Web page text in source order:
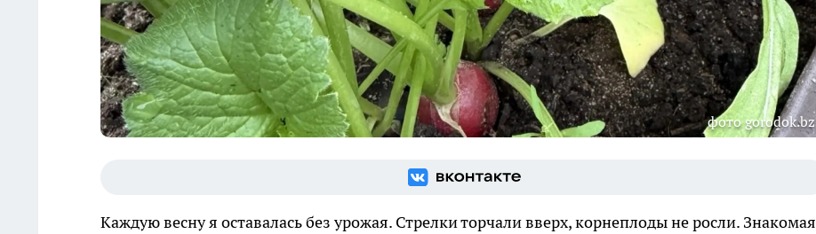
фото gorodok.bz
Каждую весну я оставалась без урожая. Стрелки торчали вверх, корнеплоды не росли. Знакомая